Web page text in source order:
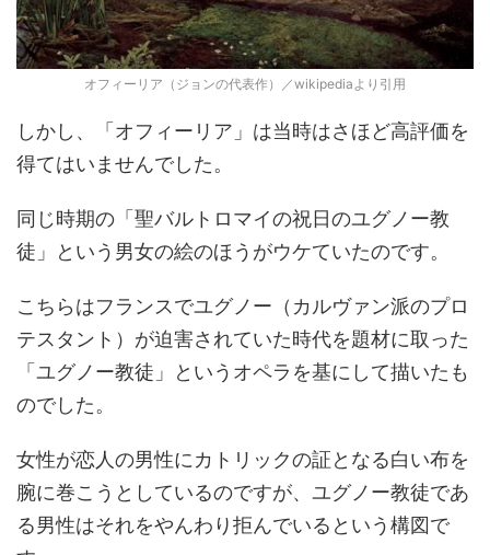
オフィーリア（ジョンの代表作）／wikipediaより引用
しかし、「オフィーリア」は当時はさほど高評価を
得てはいませんでした。
同じ時期の「聖バルトロマイの祝日のユグノー教
徒」という男女の絵のほうがウケていたのです。
こちらはフランスでユグノー（カルヴァン派のプロ
テスタント）が迫害されていた時代を題材に取った
「ユグノー教徒」というオペラを基にして描いたも
のでした。
女性が恋人の男性にカトリックの証となる白い布を
腕に巻こうとしているのですが、ユグノー教徒であ
る男性はそれをやんわり拒んでいるという構図で